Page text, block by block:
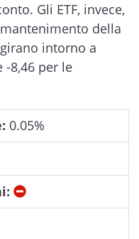
Gli ETF, invece,
della
intorno a
-8,46 per le
0.05%
No